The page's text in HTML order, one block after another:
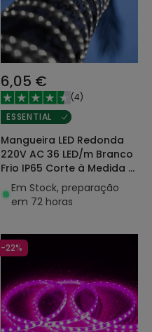
6,05 €
(4)
ESSENTIAL
Mangueira LED Redonda
220V AC 36 LED/m Branco
Frio IP65 Corte à Medida a
cada 100cm
Em Stock, preparação
em 72 horas
-22%